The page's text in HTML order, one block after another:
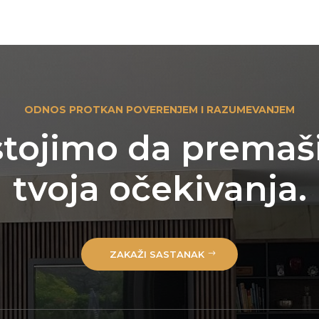
ODNOS PROTKAN POVERENJEM I RAZUMEVANJEM
da
tvoja očekivanja.
ZAKAŽI SASTANAK